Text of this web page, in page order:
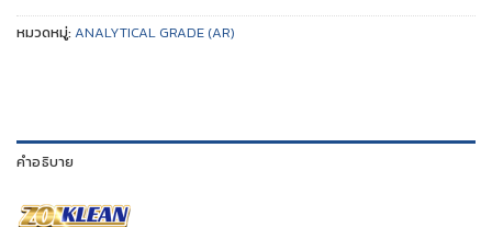
หมวดหมู่: ANALYTICAL GRADE (AR)
คำอธิบาย